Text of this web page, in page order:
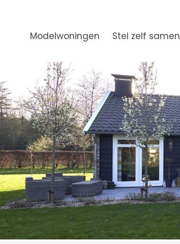
Modelwoningen Stel zelf samen